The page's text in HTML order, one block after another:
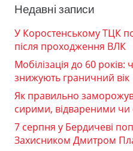
Недавні записи
У Коростенському ТЦК
після проходження ВЛК
Мобілізація до 60 років:
знижують граничний вік
Як правильно
сирими, відвареними
7 серпня у Бердичеві
Захисником Дмитром